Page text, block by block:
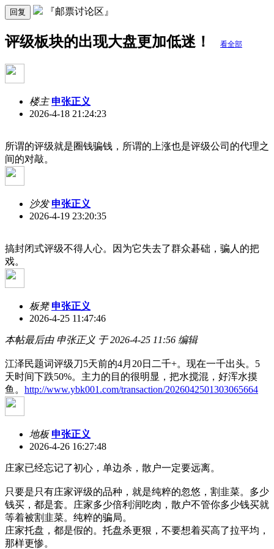
回复 『邮票讨论区』
评级板块的出现大盘更加低迷！ 看全部
楼主 申张正义
2026-4-18 21:24:23
所谓的评级就是圈钱骗钱，所谓的上涨也是评级公司的代理之
间的对敲。
沙发 申张正义
2026-4-19 23:20:35
搞封闭式评级不得人心。因为它失去了群众碁础，骗人的把
戏。
板凳 申张正义
2026-4-25 11:47:46
本帖最后由 申张正义 于 2026-4-25 11:56 编辑
江泽民题词评级刀5天前的4月20日二千+。现在一千出头。5
天时间下跌50%。主力的目的很明显，把水搅混，好浑水摸
鱼。 http://www.ybk001.com/transaction/2026042501303065664
地板 申张正义
2026-4-26 16:27:48
庄家已经忘记了初心，单边杀，散户一定要远离。
只要是只有庄家评级的品种，就是纯粹的忽悠，割韭菜。多少
钱买，都是套。庄家多少倍利润吃肉，散户不管你多少钱买就
等着被割韭菜。纯粹的骗局。
庄家托盘，都是假的。托盘杀更狠，不要想着买高了拉平均，
那样更惨。